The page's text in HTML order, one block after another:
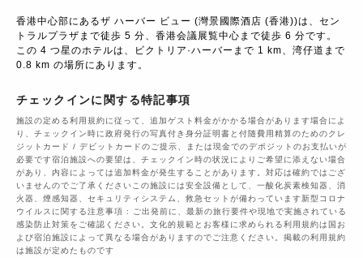
香港中心部にあるザ ハーバー ビュー (灣景國際酒店 (香港))は、セン
トラルプラザまで徒歩 5 分、香港会議展覧中心まで徒歩 6 分です。
この 4 つ星のホテルは、ビクトリア·ハーバーまで 1 km、湾仔道まで
0.8 km の場所にあります。
チェックインに関する特記事項
施設の定める利用規約に従って、追加ゲスト料金がかかる場合があります場合によ
り、チェックイン時に政府発行の写真付き身分証明書と付随費用精算のためのクレ
ジットカード / デビットカードのご提示、または現金でのデポジットのお支払いが
必要です宿泊施設への要望は、チェックイン時の状況によりご希望に添えない場合
があり、内容によっては追加料金が発生することがあります。対応は確約ではござ
いませんのでご了承くださいこの施設には安全設備として、一酸化炭素検知器、消
火器、煙感知器、セキュリティシステム、救急セットが備わっています新型コロナ
ウイルスに関する注意事項 : ご出発前に、最新の旅行要件や現地で実施されている
感染防止対策をご確認ください。文化的規範とお客様に求められる利用規約は国お
よび宿泊施設によって異なる場合がありますのでご注意ください。掲載の利用規約
は施設が定めたものです